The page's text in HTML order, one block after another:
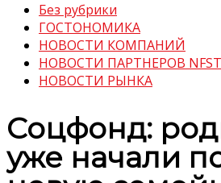
Без рубрики
ГОСТОНОМИКА
НОВОСТИ КОМПАНИЙ
НОВОСТИ ПАРТНЕРОВ NFST
НОВОСТИ РЫНКА
Соцфонд:
уже начали